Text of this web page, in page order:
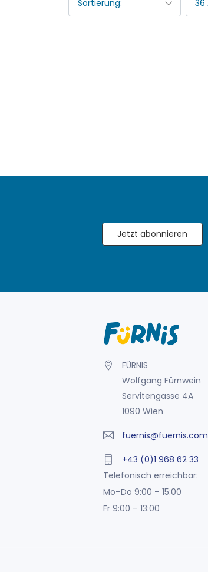
Jetzt abonnieren
FÜRNIS
Wolfgang Fürnwein
Servitengasse 4A
1090 Wien
fuernis@fuernis.com
+43 (0)1 968 62 33
Telefonisch erreichbar:
Mo–Do 9:00 – 15:00
Fr 9:00 – 13:00